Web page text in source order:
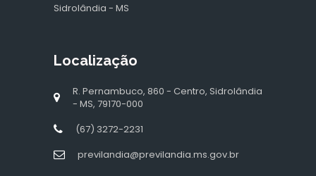
Sidrolândia - MS
Localização
R. Pernambuco, 860 - Centro, Sidrolândia
- MS, 79170-000
(67) 3272-2231
previlandia@previlandia.ms.gov.br